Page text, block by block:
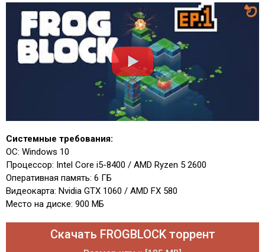
Системные требования:
ОС: Windows 10
Процессор: Intel Core i5-8400 / AMD Ryzen 5 2600
Оперативная память: 6 ГБ
Видеокарта: Nvidia GTX 1060 / AMD FX 580
Место на диске: 900 МБ
Скачать FROGBLOCK торрент